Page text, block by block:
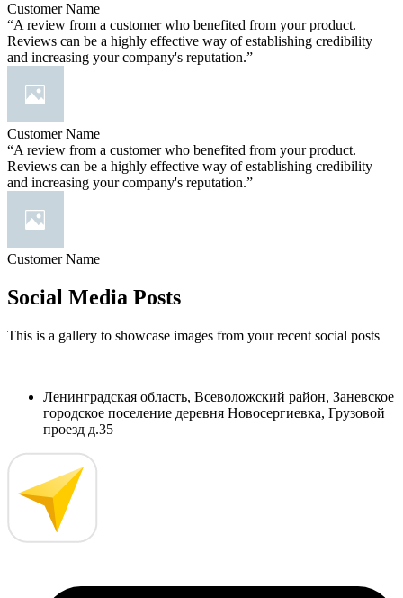
Customer Name
“A review from a customer who benefited from your product.
Reviews can be a highly effective way of establishing credibility
and increasing your company's reputation.”
Customer Name
“A review from a customer who benefited from your product.
Reviews can be a highly effective way of establishing credibility
and increasing your company's reputation.”
Customer Name
Social Media Posts
This is a gallery to showcase images from your recent social posts
Ленинградская область, Всеволожский район, Заневское
городское поселение деревня Новосергиевка, Грузовой
проезд д.35